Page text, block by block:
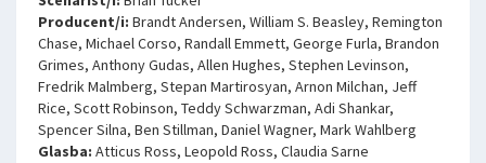
Producent/i: Brandt Andersen, William S. Beasley, Remington
Chase, Michael Corso, Randall Emmett, George Furla, Brandon
Grimes, Anthony Gudas, Allen Hughes, Stephen Levinson,
Fredrik Malmberg, Stepan Martirosyan, Arnon Milchan, Jeff
Rice, Scott Robinson, Teddy Schwarzman, Adi Shankar,
Spencer Silna, Ben Stillman, Daniel Wagner, Mark Wahlberg
Glasba: Atticus Ross, Leopold Ross, Claudia Sarne